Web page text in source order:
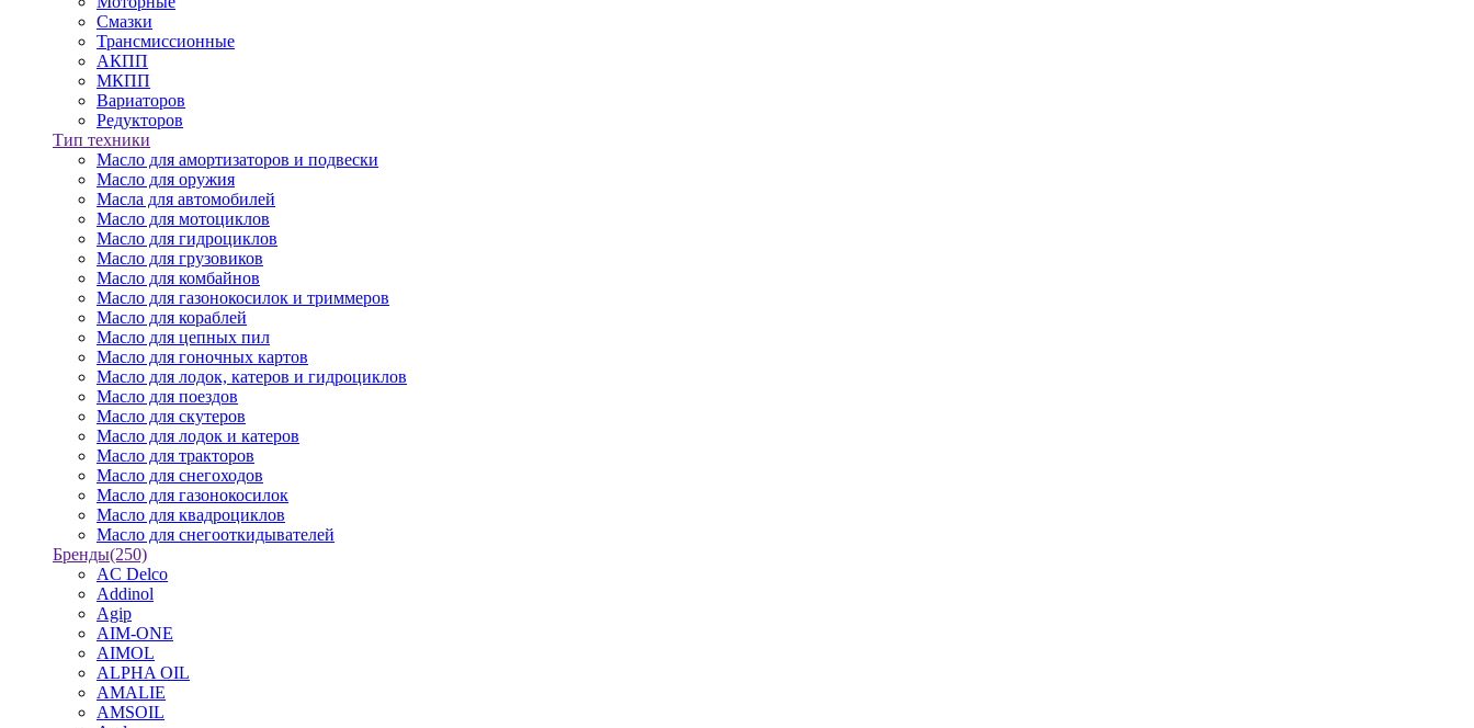
Смазки
Трансмиссионные
АКПП
МКПП
Вариаторов
Редукторов
Тип техники
Масло для амортизаторов и подвески
Масло для оружия
Масла для автомобилей
Масло для мотоциклов
Масло для гидроциклов
Масло для грузовиков
Масло для комбайнов
Масло для газонокосилок и триммеров
Масло для кораблей
Масло для цепных пил
Масло для гоночных картов
Масло для лодок, катеров и гидроциклов
Масло для поездов
Масло для скутеров
Масло для лодок и катеров
Масло для тракторов
Масло для снегоходов
Масло для газонокосилок
Масло для квадроциклов
Масло для снегооткидывателей
Бренды(250)
AC Delco
Addinol
Agip
AIM-ONE
AIMOL
ALPHA OIL
AMALIE
AMSOIL